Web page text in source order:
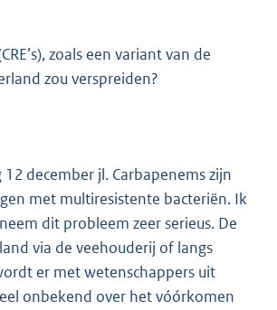
zoals een variant van de
zou verspreiden?
december jl. Carbapenems zijn
met multiresistente bacteriën. Ik
dit probleem zeer serieus. De
via de veehouderij of langs
er met wetenschappers uit
onbekend over het vóórkomen